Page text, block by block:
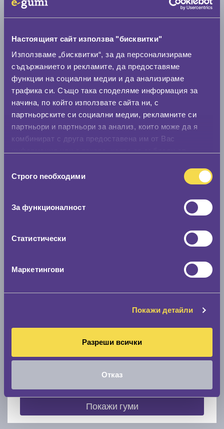
Настоящият сайт използва "бисквитки"
Използваме „бисквитки“, за да персонализираме
съдържанието и рекламите, да предоставяме
функции на социални медии и да анализираме
трафика си. Също така споделяме информация за
начина, по който използвате сайта ни, с
партньорските си социални медии, рекламните си
партньори и партньори за анализ, които може да я
комбинират с друга предоставена им от Вас
наСтрого nеобходими
За функционалност
Статистически
Маркетингови
Покажи детайли
Разреши всички
Отказ
Нов размер
Стар размер
Намери гуми с новия размер
Модел
Покажи гуми